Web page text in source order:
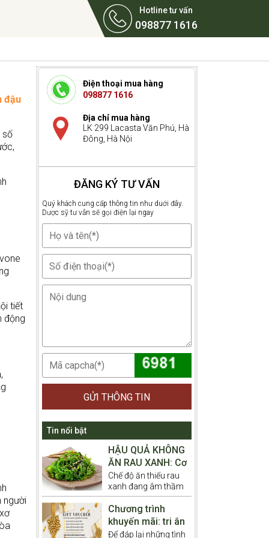
Hotline tư vấn
098877 1616
đậu
số
tiết
động
người
Điện thoại mua hàng
098877 1616
Địa chỉ mua hàng
LK 299 Lacasta Văn Phú, Hà
Đông, Hà Nội
ĐĂNG KÝ TƯ VẤN
Quý khách cung cấp thông tin như duới đây.
Dược sỹ tư vẫn sẽ gọi điện lại ngay
GỬI THÔNG TIN
Tin nổi bật
HẬU QUẢ KHÔNG
ĂN RAU XANH: Cơ
Thể Bạn Sẽ Ra
Sao Khi Thiếu
Chất Xơ Trong
Thời Gian Dài?
Chế độ ăn thiếu rau
xanh đang âm thầm
hủy hoại sức khỏe
của hàng triệu người
Việt. Bạn có biết cơ
thể mình sẽ phải gánh
Chương trình
khuyến mãi: tri ân
khách hàng nhân
Để đáp lại những tình